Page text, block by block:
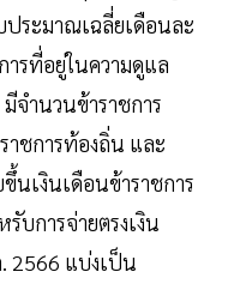
ประมาณเฉลี่ยเดือนละ
รที่อยู่ในความดูแล
จำนวนข้าราชการ
าชการท้องถิ่น และ
นเงินเดือนข้าราชการ
บการจ่ายตรงเงิน
2566 แบ่งเป็น